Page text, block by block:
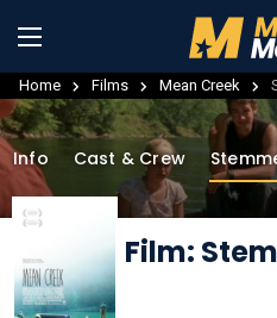
Home Films Mean Creek
Film:
Info Cast & Crew